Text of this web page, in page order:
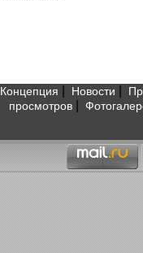
Концепция Новости
просмотров|